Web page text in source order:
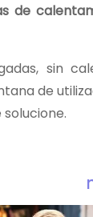
de
sin
de
solucione.